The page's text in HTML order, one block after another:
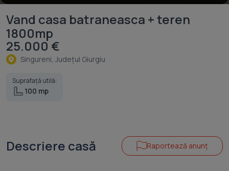
Vand casa batraneasca + teren
1800mp
25.000 €
Singureni, Judeţul Giurgiu
Suprafață utilă:
100 mp
Descriere casă Raportează anunț